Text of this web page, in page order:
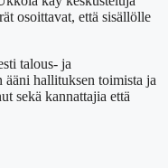
osoittavat, että sisällölle
talous- ja
hallituksen toimista ja
sekä kannattajia että